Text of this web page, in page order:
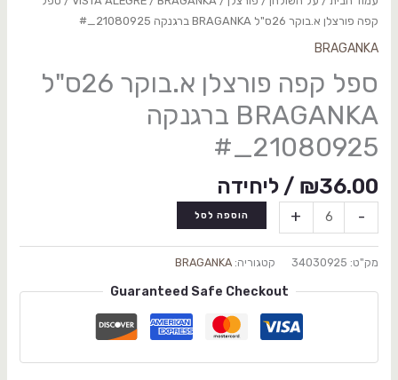
קפה פורצלן א.בוקר 26ס"ל BRAGANKA ברגנקה 21080925_#
BRAGANKA
ספל קפה פורצלן א.בוקר 26ס"ל
BRAGANKA ברגנקה
21080925_#
₪36.00 / ליחידה
-
+ הוספה לסל
מק"ט: 34030925 קטגוריה: BRAGANKA
Guaranteed Safe Checkout